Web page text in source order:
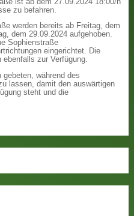
zu befahren.
werden bereits ab Freitag, dem
dem 29.09.2024 aufgehoben.
Sophienstraße
eingerichtet. Die
zur Verfügung.
gebeten, während des
lassen, damit den auswärtigen
steht und die